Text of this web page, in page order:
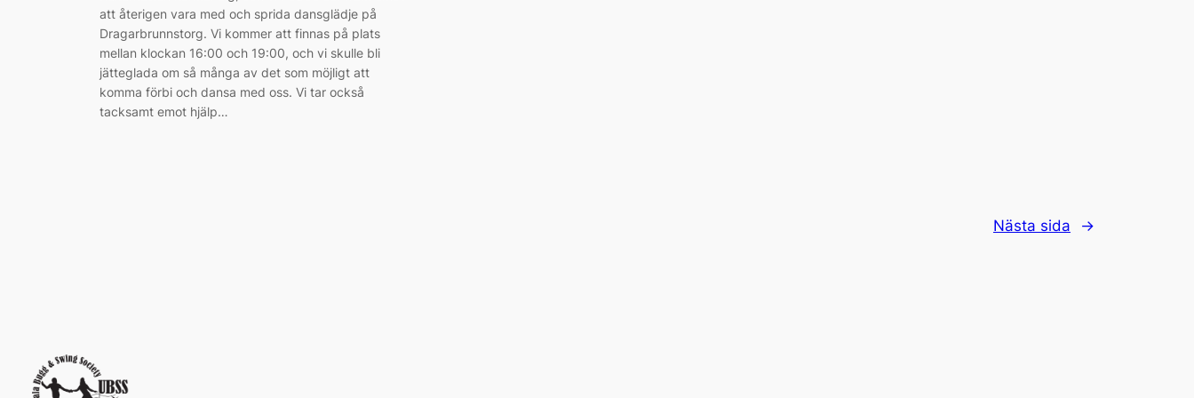
att återigen vara med och sprida dansglädje på
Dragarbrunnstorg. Vi kommer att finnas på plats
mellan klockan 16:00 och 19:00, och vi skulle bli
jätteglada om så många av det som möjligt att
komma förbi och dansa med oss. Vi tar också
tacksamt emot hjälp…
Nästa sida →